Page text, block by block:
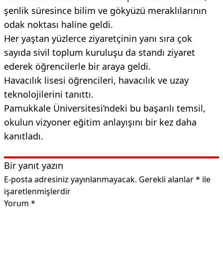
şenlik süresince bilim ve gökyüzü meraklılarının
odak noktası haline geldi.
Her yaştan yüzlerce ziyaretçinin yanı sıra çok
sayıda sivil toplum kuruluşu da standı ziyaret
ederek öğrencilerle bir araya geldi.
Havacılık lisesi öğrencileri, havacılık ve uzay
teknolojilerini tanıttı.
Pamukkale Üniversitesi’ndeki bu başarılı temsil,
okulun vizyoner eğitim anlayışını bir kez daha
kanıtladı.
Bir yanıt yazın
E-posta adresiniz yayınlanmayacak. Gerekli alanlar* ile
işaretlenmişlerdir
Yorum *